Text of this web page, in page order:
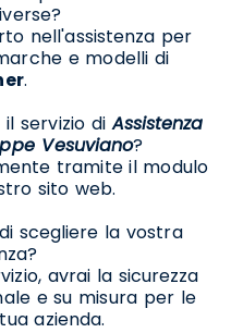
nell'assistenza per
e modelli di
.
servizio diAssistenza
Vesuviano?
tramite il modulo
sito web.
scegliere la vostra
avrai la sicurezza
e su misura per le
azienda.